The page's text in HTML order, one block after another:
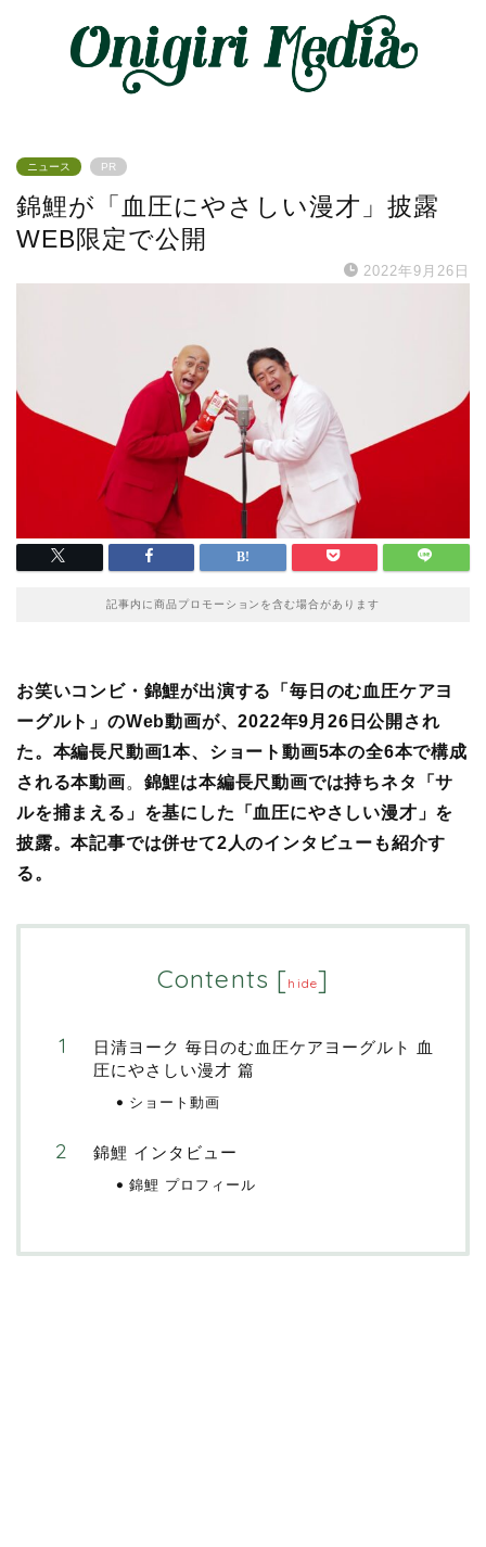
ニュース PR
錦鯉が「血圧にやさしい漫才」披露
WEB限定で公開
2022年9月26日
記事内に商品プロモーションを含む場合があります
お笑いコンビ・錦鯉が出演する「毎日のむ血圧ケアヨ
ーグルト」のWeb動画が、2022年9月26日公開され
た。本編長尺動画1本、ショート動画5本の全6本で構成
される本動画。 錦鯉は本編長尺動画では持ちネタ「サ
ルを捕まえる」を基にした「血圧にやさしい漫才」を
披露。本記事では併せて2人のインタビューも紹介す
る。
Contents [hide]
日清ヨーク 毎日のむ血圧ケアヨーグルト 血
圧にやさしい漫才 篇
ショート動画
錦鯉 インタビュー
錦鯉 プロフィール